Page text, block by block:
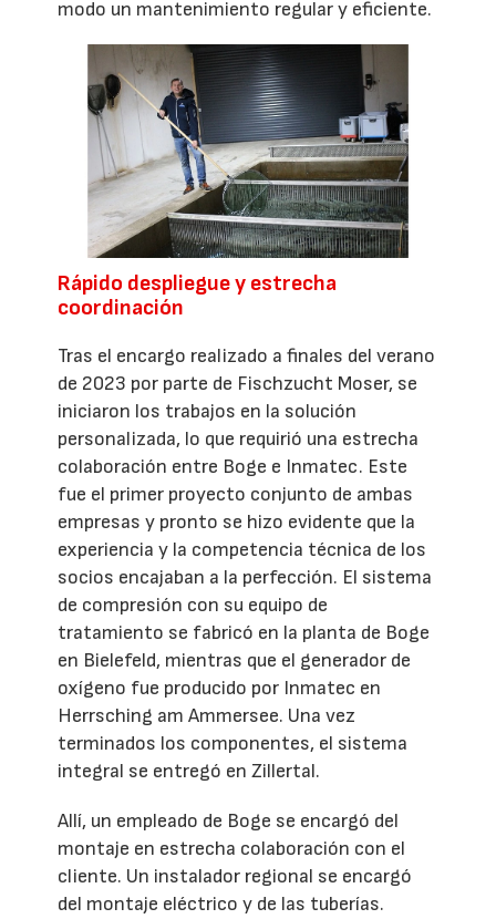
modo un mantenimiento regular y eficiente.
Rápido despliegue y estrecha
coordinación
Tras el encargo realizado a finales del verano
de 2023 por parte de Fischzucht Moser, se
iniciaron los trabajos en la solución
personalizada, lo que requirió una estrecha
colaboración entre Boge e Inmatec. Este
fue el primer proyecto conjunto de ambas
empresas y pronto se hizo evidente que la
experiencia y la competencia técnica de los
socios encajaban a la perfección. El sistema
de compresión con su equipo de
tratamiento se fabricó en la planta de Boge
en Bielefeld, mientras que el generador de
oxígeno fue producido por Inmatec en
Herrsching am Ammersee. Una vez
terminados los componentes, el sistema
integral se entregó en Zillertal.
Allí, un empleado de Boge se encargó del
montaje en estrecha colaboración con el
cliente. Un instalador regional se encargó
del montaje eléctrico y de las tuberías.